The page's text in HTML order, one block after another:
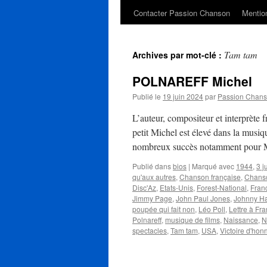
Contacter Passion Chanson
Archives par mot-clé : Tam tam
POLNAREFF Michel
Publié le 19 juin 2024par Passion
L’auteur, compositeur et
petit Michel est élevé dans la
nombreux succès notamment
Publié dansbios | Marqué avec 1944, 3
qu'aux autres, Chanson française,
Disc'Az, Etats-Unis, Forest-National,
Jimmy Page, John Paul Jones, Johnny
poupée qui fait non, Léo Poll, Lettre à
Polnareff, musique de films, Naissance,
spectacles, Tam tam, USA, Victoire